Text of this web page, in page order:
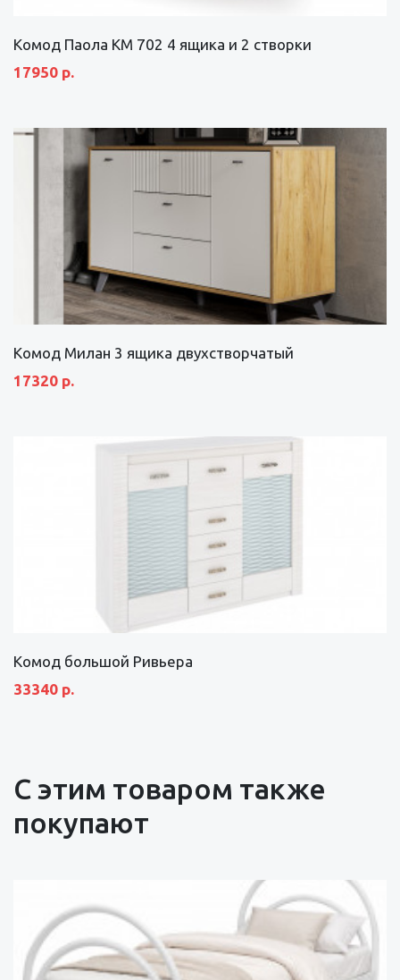
Комод Паола КМ 702 4 ящика и 2 створки
17950 р.
Комод Милан 3 ящика двухстворчатый
17320 р.
Комод большой Ривьера
33340 р.
С этим товаром также
покупают